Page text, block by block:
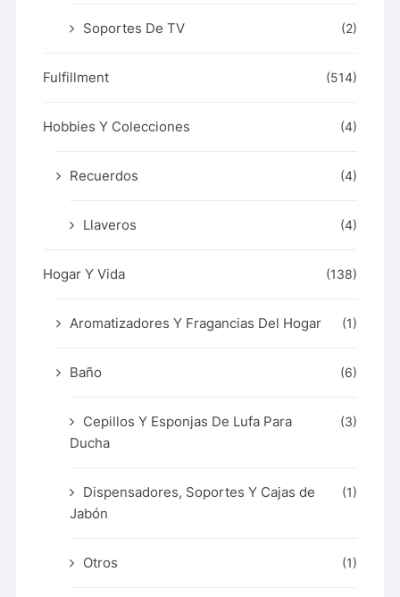
Soportes De TV (2)
Fulfillment (514)
Hobbies Y Colecciones (4)
Recuerdos (4)
Llaveros (4)
Hogar Y Vida (138)
Aromatizadores Y Fragancias Del Hogar (1)
Baño (6)
Cepillos Y Esponjas De Lufa Para
Ducha
(3)
Dispensadores, Soportes Y Cajas de
Jabón
(1)
Otros (1)